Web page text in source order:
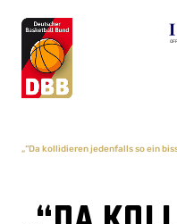
„“Da kollidieren jedenfalls so ein